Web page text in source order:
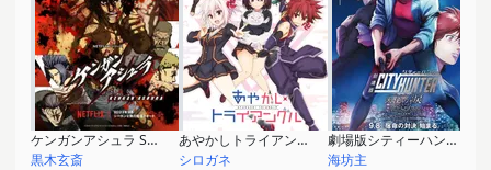
ケンガンアシュラ Season2
黒木玄斎
あやかしトライアングル
シロガネ
劇場版シティーハンター 天使の涙
海坊主